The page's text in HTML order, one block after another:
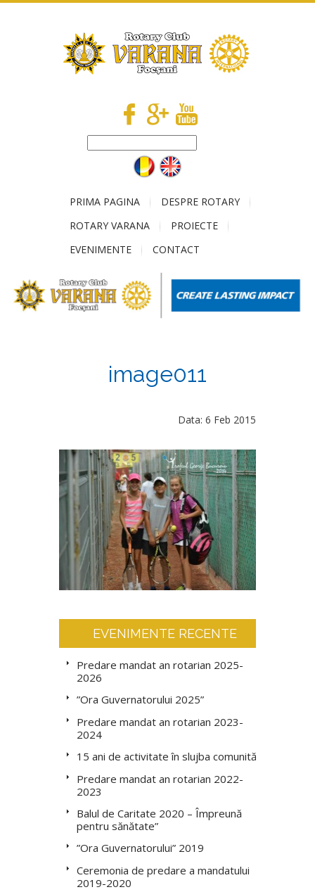
PRIMA PAGINA
DESPRE ROTARY
ROTARY VARANA
PROIECTE
EVENIMENTE
CONTACT
image011
Data: 6 Feb 2015
EVENIMENTE RECENTE
Predare mandat an rotarian 2025-
2026
”Ora Guvernatorului 2025”
Predare mandat an rotarian 2023-
2024
15 ani de activitate în slujba comunității
Predare mandat an rotarian 2022-
2023
Balul de Caritate 2020 – Împreună
pentru sănătate”
”Ora Guvernatorului” 2019
Ceremonia de predare a mandatului
2019-2020